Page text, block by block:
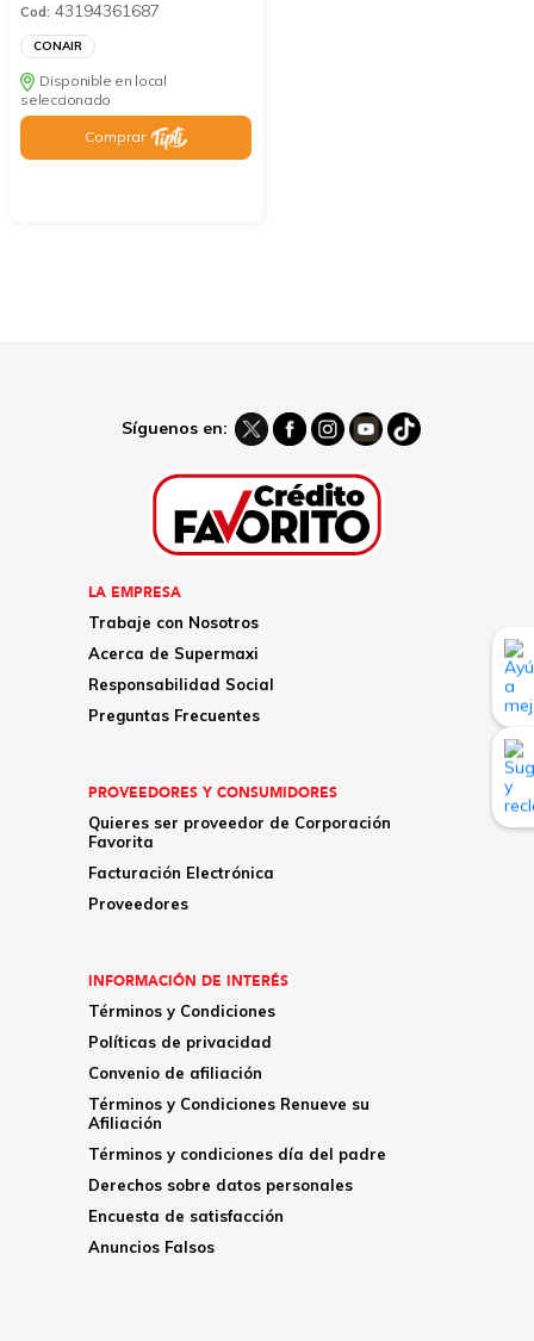
Cod: 43194361687
CONAIR
Disponible en local
seleccionado
Comprar
Síguenos en:
LA EMPRESA
Trabaje con Nosotros
Acerca de Supermaxi
Responsabilidad Social
Preguntas Frecuentes
PROVEEDORES Y CONSUMIDORES
Quieres ser proveedor de Corporación
Favorita
Facturación Electrónica
Proveedores
INFORMACIÓN DE INTERÉS
Términos y Condiciones
Políticas de privacidad
Convenio de afiliación
Términos y Condiciones Renueve su
Afiliación
Términos y condiciones día del padre
Derechos sobre datos personales
Encuesta de satisfacción
Anuncios Falsos